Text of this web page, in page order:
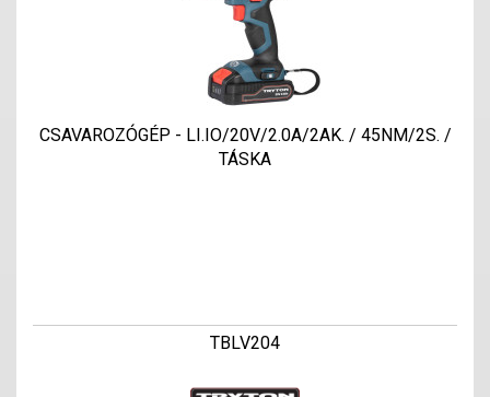
CSAVAROZÓGÉP - LI.IO/20V/2.0A/2AK. / 45NM/2S. /
TÁSKA
TBLV204